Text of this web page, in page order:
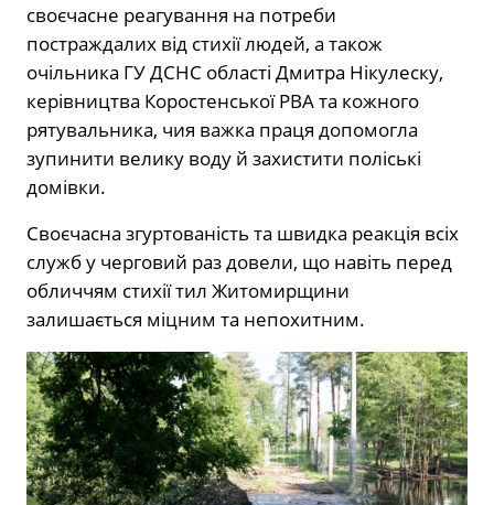
своєчасне реагування на потреби
постраждалих від стихії людей, а також
очільника ГУ ДСНС області Дмитра Нікулеску,
керівництва Коростенської РВА та кожного
рятувальника, чия важка праця допомогла
зупинити велику воду й захистити поліські
домівки.
Своєчасна згуртованість та швидка реакція всіх
служб у черговий раз довели, що навіть перед
обличчям стихії тил Житомирщини
залишається міцним та непохитним.